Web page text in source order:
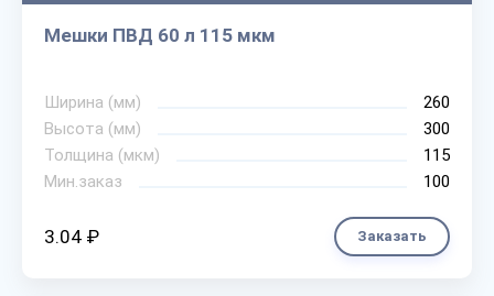
Мешки ПВД 60 л 115 мкм
Ширина (мм)
260
Высота (мм)
300
Толщина (мкм)
115
Мин.заказ
100
3.04 ₽ Заказать